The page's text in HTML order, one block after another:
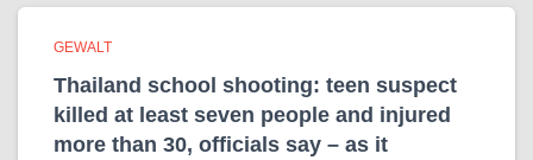
GEWALT
Thailand school shooting: teen suspect
killed at least seven people and injured
more than 30, officials say – as it